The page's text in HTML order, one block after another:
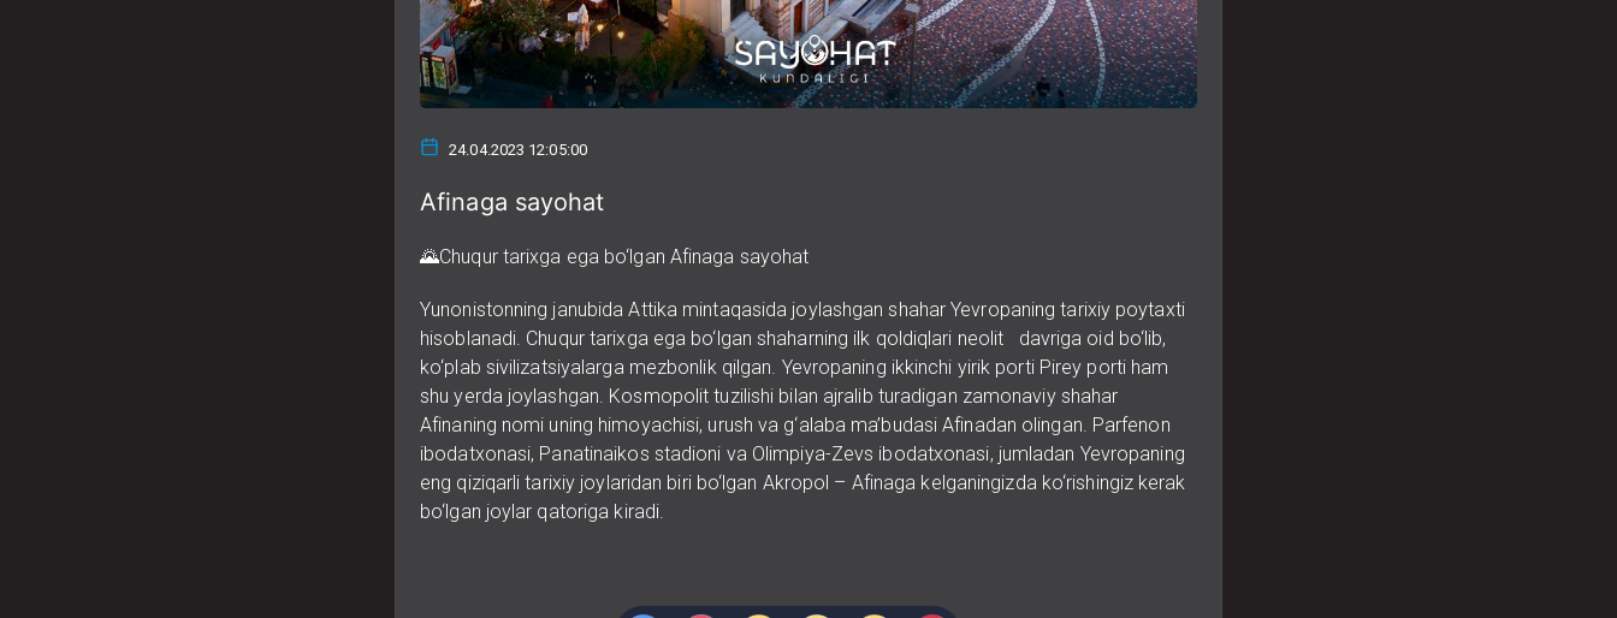
24.04.2023 12:05:00
Afinaga sayohat
🌄Chuqur tarixga ega bo‘lgan Afinaga sayohat
Yunonistonning janubida Attika mintaqasida joylashgan shahar Yevropaning tarixiy poytaxti
hisoblanadi. Chuqur tarixga ega bo‘lgan shaharning ilk qoldiqlari neolit davriga oid bo‘lib,
ko‘plab sivilizatsiyalarga mezbonlik qilgan. Yevropaning ikkinchi yirik porti Pirey porti ham
shu yerda joylashgan. Kosmopolit tuzilishi bilan ajralib turadigan zamonaviy shahar
Afinaning nomi uning himoyachisi, urush va g‘alaba ma’budasi Afinadan olingan. Parfenon
ibodatxonasi, Panatinaikos stadioni va Olimpiya-Zevs ibodatxonasi, jumladan Yevropaning
eng qiziqarli tarixiy joylaridan biri bo‘lgan Akropol – Afinaga kelganingizda ko‘rishingiz kerak
bo‘lgan joylar qatoriga kiradi.